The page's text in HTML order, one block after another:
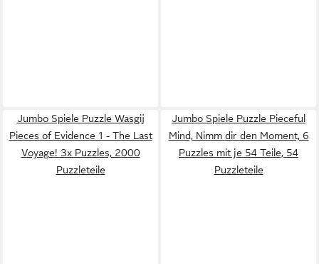
Jumbo Spiele Puzzle Wasgij
Pieces of Evidence 1 - The Last
Voyage! 3x Puzzles, 2000
Puzzleteile
Jumbo Spiele Puzzle Pieceful
Mind, Nimm dir den Moment, 6
Puzzles mit je 54 Teile, 54
Puzzleteile